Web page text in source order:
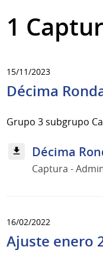
1
15/11/2023
Décima
Grupo 3 subgrupo
Décima
Captura -
16/02/2022
Ajuste enero